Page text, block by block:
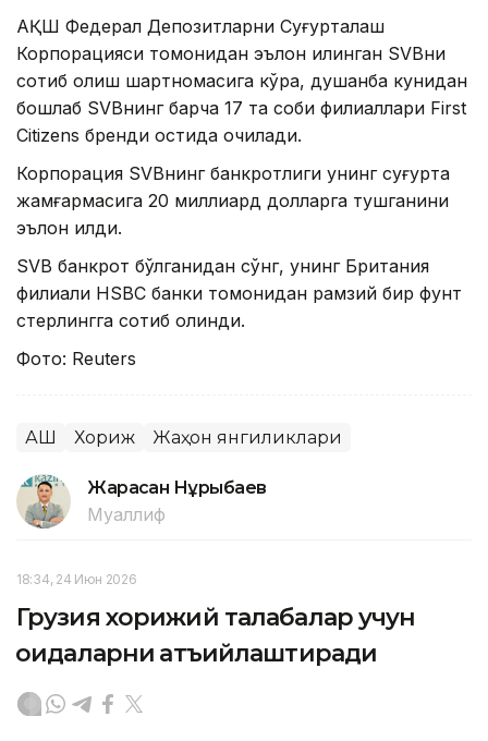
АҚШ Федерал Депозитларни Суғурталаш
Корпорацияси томонидан эълон қилинган SVBни
сотиб олиш шартномасига кўра, душанба кунидан
бошлаб SVBнинг барча 17 та собиқ филиаллари First
Citizens бренди остида очилади.
Корпорация SVBнинг банкротлиги унинг суғурта
жамғармасига 20 миллиард долларга тушганини
эълон қилди.
SVB банкрот бўлганидан сўнг, унинг Британия
филиали HSBC банки томонидан рамзий бир фунт
стерлингга сотиб олинди.
Фото: Reuters
АҚШ Хориж Жаҳон янгиликлари
Жарасқан Нұрыбаев
Муаллиф
18:34, 24 Июн 2026
Грузия хорижий талабалар учун
қоидаларни қатъийлаштиради